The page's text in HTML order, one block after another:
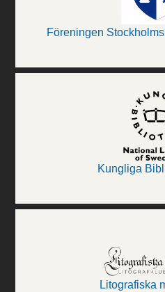
Föreningen
Kungliga
Litografiska